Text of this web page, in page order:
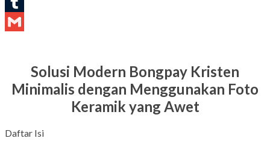
Tumblr
Solusi Modern Bongpay Kristen
Minimalis dengan Menggunakan Foto
Keramik yang Awet
Daftar Isi